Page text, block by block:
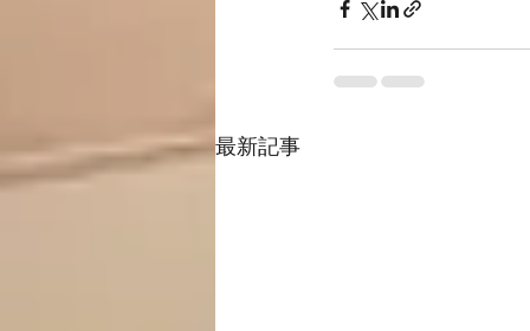
最新記事